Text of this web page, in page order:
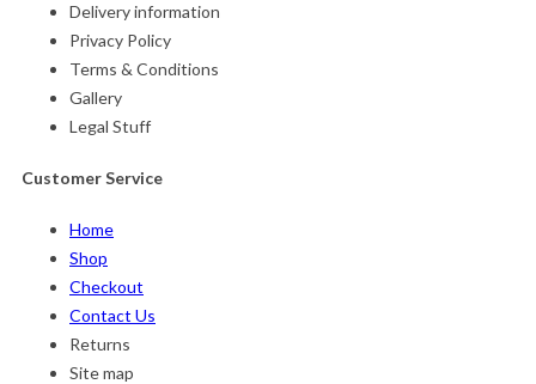
Delivery information
Privacy Policy
Terms & Conditions
Gallery
Legal Stuff
Customer Service
Home
Shop
Checkout
Contact Us
Returns
Site map